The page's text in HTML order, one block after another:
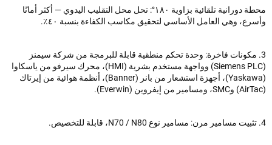
محطة دورانية تلقائية بزاوية ١٨٠°: تحل محل التقليب اليدوي — أكثر أمانًا
وهي العامل الأساسي لتحقيق مكاسب الكفاءة بنسبة ٤٠٪.
مكونات فاخرة: وحدة تحكم منطقية قابلة للبرمجة من شركة سيمنز
(Siemens PLC) وواجهة مستخدم بشرية (HMI)، محرك سيرفو من ياسكاوا
(Yaskawa)، أجهزة استشعار من بانر (Banner)، أنظمة هوائية من إيرتاك